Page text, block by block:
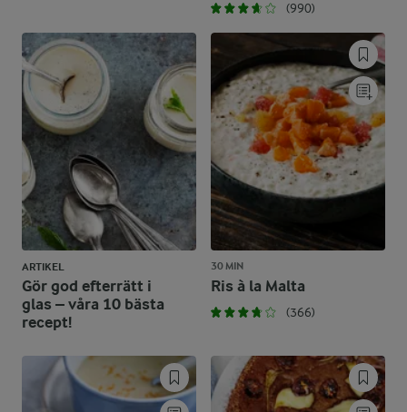
(990)
ARTIKEL
Gör god efterrätt i
glas – våra 10 bästa
recept!
30 MIN
Ris à la Malta
(366)